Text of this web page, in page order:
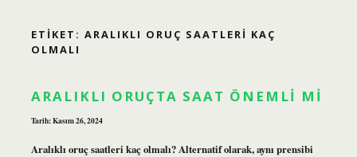
ETIKET: ARALIKLI ORUÇ SAATLERI KAÇ
OLMALI
ARALIKLI ORUÇTA SAAT ÖNEMLI MI
Tarih: Kasım 26, 2024
Aralıklı oruç saatleri kaç olmalı? Alternatif olarak, aynı prensibi